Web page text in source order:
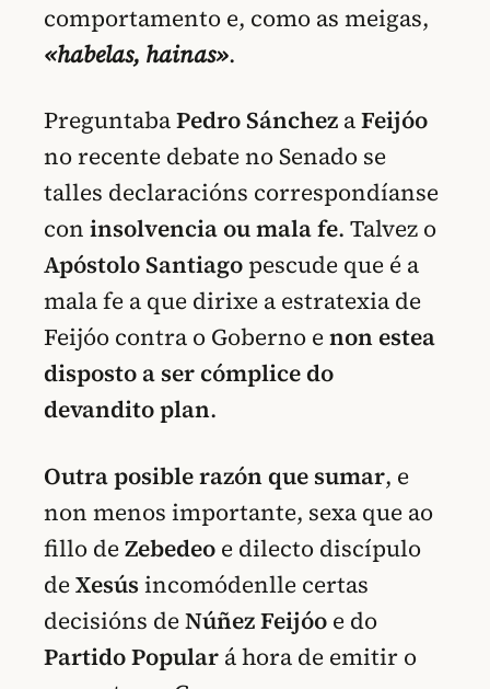
comportamento e, como as meigas,
«habelas, hainas».
PreguntabaPedro Sánchez aFeijóo
no recente debate no Senado se
talles declaracións correspondíanse
con insolvencia ou mala fe. Talvez o
Apóstolo Santiago pescude que é a
mala fe a que dirixe a estratexia de
Feijóo contra o Goberno enon estea
disposto a ser cómplice do
devandito plan.
Outra posible razón que sumar, e
non menos importante, sexa que ao
fillo deZebedeo e dilecto discípulo
deXesús incomódenlle certas
decisións deNúñez Feijóo e do
Partido Popular á hora de emitir o